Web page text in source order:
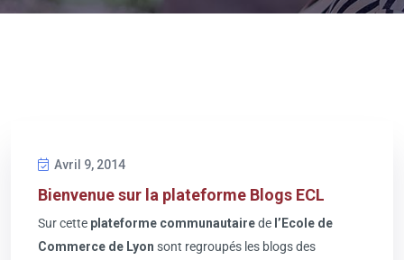
Avril 9, 2014
Bienvenue sur la plateforme Blogs ECL
Sur cette plateforme communautairede l’Ecole de
Commerce de Lyon sont regroupés les blogs des